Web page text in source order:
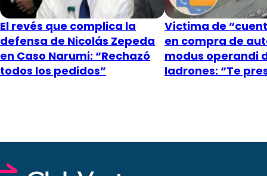
El revés que complica la
defensa de Nicolás Zepeda
en Caso Narumi: “Rechazó
todos los pedidos”
Víctima de
en compra de
modus operandi
ladrones: “Te